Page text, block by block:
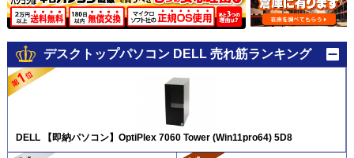
デスクトップパソコン DELL 売れ筋ランキング
DELL 【即納パソコン】OptiPlex 7060 Tower (Win11pro64) 5D8